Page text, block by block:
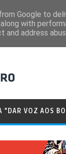
"DAR VOZ AOS
Google to
with
address